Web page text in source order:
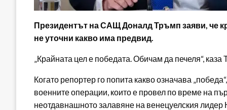
Президентът на САЩ Доналд Тръмп заяви, че
не уточни какво има предвид.
„Крайната цел е победата. Обичам да печеля“,
Когато репортер го попита какво означава
военните операции, които е провел по време на
неотдавнашното залавяне на венецуелския